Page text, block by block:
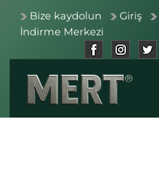
Bize kaydolun Giriş
İndirme Merkezi